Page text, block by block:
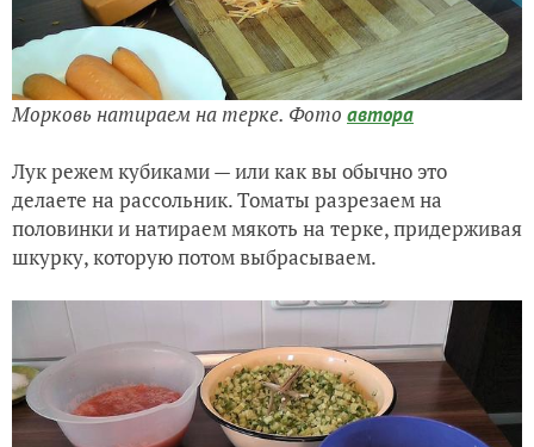
Морковь натираем на терке. Фото автора
Лук режем кубиками — или как вы обычно это
делаете на рассольник. Томаты разрезаем на
половинки и натираем мякоть на терке, придерживая
шкурку, которую потом выбрасываем.